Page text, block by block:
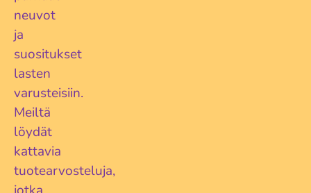
neuvot
ja
suositukset
lasten
varusteisiin.
Meiltä
löydät
kattavia
tuotearvosteluja,